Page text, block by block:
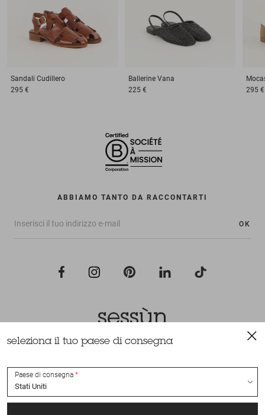
Sandali Cudillero
295 €
Ballerine Vana
225 €
295 €
ABBIAMO TANTO DA RACCONTARTI
OK
Tutti i diritti riservati Sessùn 2022
seleziona il tuo paese di consegna
Paese di consegna